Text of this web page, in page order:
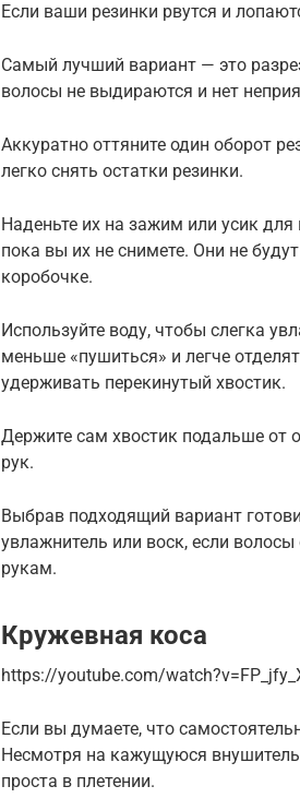
Если ваши резинки рвутся и
Самый лучший вариант — это
волосы не выдираются и нет
Аккуратно оттяните один оборот
легко снять остатки резинки.
Наденьте их на зажим или усик для
пока вы их не снимете. Они не
коробочке.
Используйте воду, чтобы слегка
меньше «пушиться» и легче
удерживать перекинутый хвостик.
Держите сам хвостик подальше от
рук.
Выбрав подходящий вариант
увлажнитель или воск, если
рукам.
Кружевная коса
https://youtube.com/
Если вы думаете, что
Несмотря на кажущуюся
проста в плетении.